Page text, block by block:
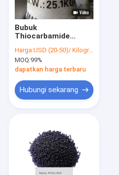
Bubuk
Thiocarbamide
Kelompok
Pengemasan III Dan
Densitas 1,405
Harga:USD (20-50)/ Kilogram
MOQ:99%
dapatkan harga terbaru
Hubungi sekarang